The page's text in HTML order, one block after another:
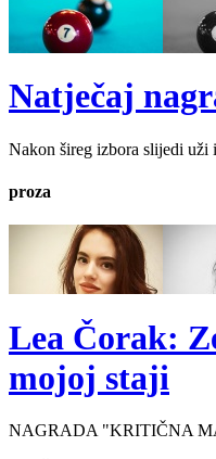
Natječaj
Nakon šireg izbora slijedi uži
proza
Lea Čorak:
mojoj staji
NAGRADA "KRITIČNA